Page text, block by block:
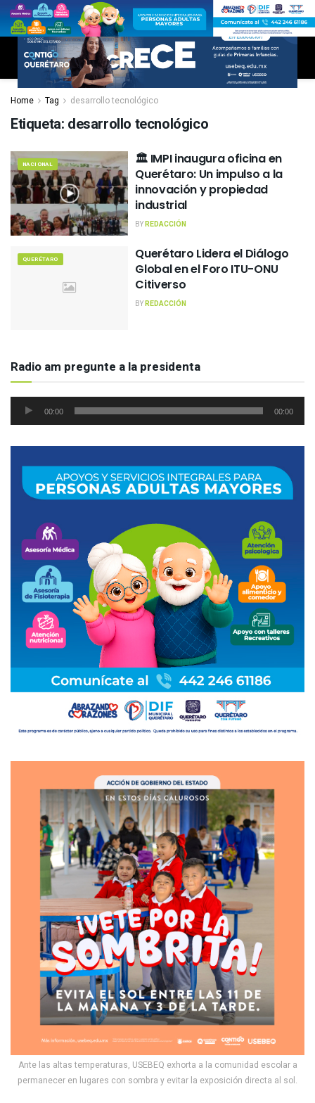
Home Tag desarrollo tecnológico
Etiqueta: desarrollo tecnológico
NACIONAL
🏛️ IMPI inaugura oficina en
Querétaro: Un impulso a la
innovación y propiedad
industrial
BYREDACCIÓN
QUERÉTARO
Querétaro Lidera el Diálogo
Global en el Foro ITU-ONU
Citiverso
BYREDACCIÓN
Radio am pregunte a la presidenta
Reproductor
00:00 00:00
Ante las altas temperaturas, USEBEQ exhorta a la comunidad escolar a
permanecer en lugares con sombra y evitar la exposición directa al sol.